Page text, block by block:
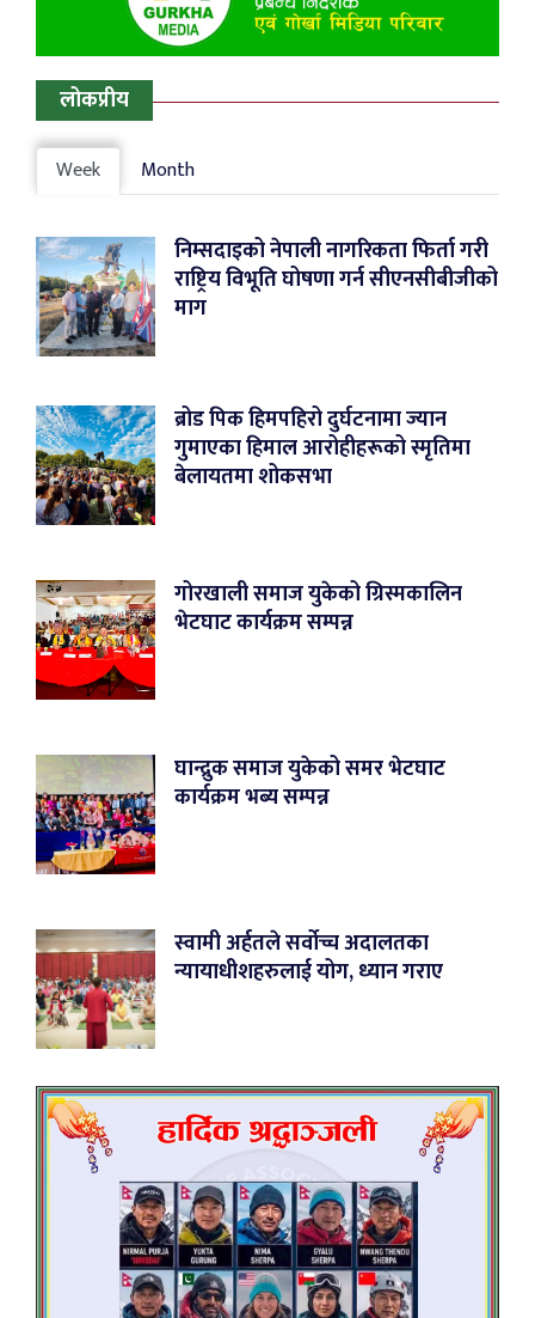
लोकप्रीय
Week Month
निम्सदाइको नेपाली नागरिकता फिर्ता गरी
राष्ट्रिय विभूति घोषणा गर्न सीएनसीबीजीको
माग
ब्रोड पिक हिमपहिरो दुर्घटनामा ज्यान
गुमाएका हिमाल आरोहीहरूको स्मृतिमा
बेलायतमा शोकसभा
गोरखाली समाज युकेको ग्रिस्मकालिन
भेटघाट कार्यक्रम सम्पन्न
घान्द्रुक समाज युकेको समर भेटघाट
कार्यक्रम भब्य सम्पन्न
स्वामी अर्हतले सर्वोच्च अदालतका
न्यायाधीशहरुलाई योग, ध्यान गराए